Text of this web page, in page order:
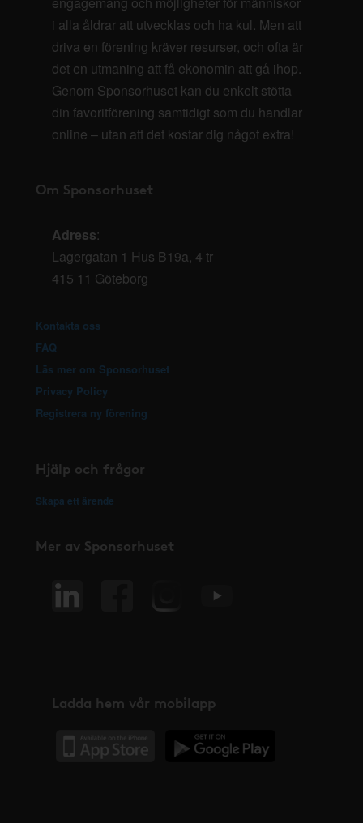
i alla åldrar att utvecklas och ha kul. Men att
driva en förening kräver resurser, och ofta är
det en utmaning att få ekonomin att gå ihop.
Genom Sponsorhuset kan du enkelt stötta
din favoritförening samtidigt som du handlar
online – utan att det kostar dig något extra!
Om Sponsorhuset
Adress:
Lagergatan 1 Hus B19a, 4 tr
415 11 Göteborg
Kontakta oss
FAQ
Läs mer om Sponsorhuset
Privacy Policy
Registrera ny förening
Hjälp och frågor
Skapa ett ärende
Mer av Sponsorhuset
Ladda hem vår mobilapp